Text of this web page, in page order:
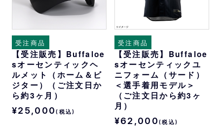
受注商品
【受注販売】Buffaloe
sオーセンティックヘ
ルメット（ホーム＆ビ
ジター）（ご注文日か
ら約3ヶ月）
¥25,000(税込)
受注商品
【受注販売】Buffaloe
sオーセンティックユ
ニフォーム（サード）
＜選手着用モデル＞
（ご注文日から約3ヶ
月）
¥62,000(税込)